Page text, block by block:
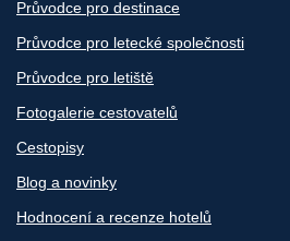
Průvodce pro destinace
Průvodce pro letecké společnosti
Průvodce pro letiště
Fotogalerie cestovatelů
Cestopisy
Blog a novinky
Hodnocení a recenze hotelů